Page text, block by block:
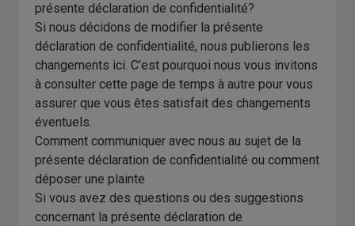
présente déclaration de confidentialité?
Si nous décidons de modifier la présente
déclaration de confidentialité, nous publierons les
changements ici. C’est pourquoi nous vous invitons
à consulter cette page de temps à autre pour vous
assurer que vous êtes satisfait des changements
éventuels.
Comment communiquer avec nous au sujet de la
présente déclaration de confidentialité ou comment
déposer une plainte
Si vous avez des questions ou des suggestions
concernant la présente déclaration de